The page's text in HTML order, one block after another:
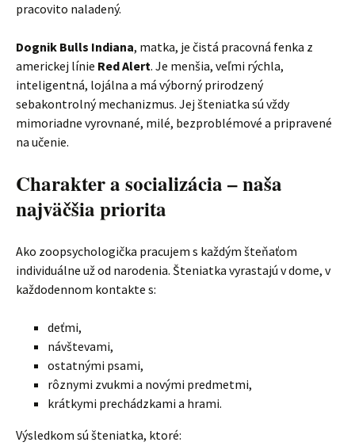
pracovito naladený.
Dognik Bulls Indiana, matka, je čistá pracovná fenka z
americkej línie Red Alert. Je menšia, veľmi rýchla,
inteligentná, lojálna a má výborný prirodzený
sebakontrolný mechanizmus. Jej šteniatka sú vždy
mimoriadne vyrovnané, milé, bezproblémové a pripravené
na učenie.
Charakter a socializácia – naša
najväčšia priorita
Ako zoopsychologička pracujem s každým šteňaťom
individuálne už od narodenia. Šteniatka vyrastajú v dome, v
každodennom kontakte s:
deťmi,
návštevami,
ostatnými psami,
rôznymi zvukmi a novými predmetmi,
krátkymi prechádzkami a hrami.
Výsledkom sú šteniatka, ktoré: